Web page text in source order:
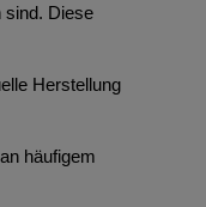
sind. Diese
Herstellung
häufigem